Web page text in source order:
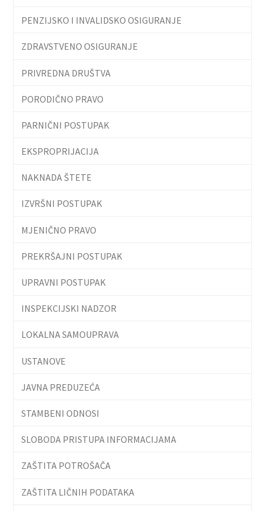
PENZIJSKO I INVALIDSKO OSIGURANJE
ZDRAVSTVENO OSIGURANJE
PRIVREDNA DRUŠTVA
PORODIČNO PRAVO
PARNIČNI POSTUPAK
EKSPROPRIJACIJA
NAKNADA ŠTETE
IZVRŠNI POSTUPAK
MJENIČNO PRAVO
PREKRŠAJNI POSTUPAK
UPRAVNI POSTUPAK
INSPEKCIJSKI NADZOR
LOKALNA SAMOUPRAVA
USTANOVE
JAVNA PREDUZEĆA
STAMBENI ODNOSI
SLOBODA PRISTUPA INFORMACIJAMA
ZAŠTITA POTROŠAČA
ZAŠTITA LIČNIH PODATAKA